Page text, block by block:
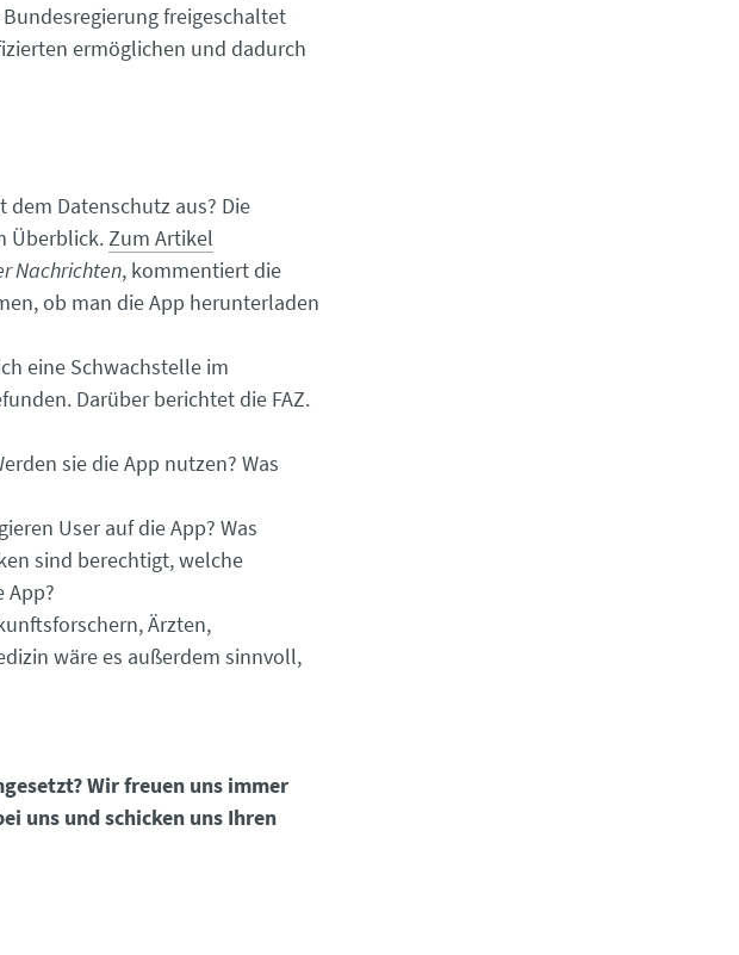
freigeschaltet
ermöglichen und dadurch
dem Datenschutz aus? Die
Überblick. Zum Artikel
Nachrichten, kommentiert die
ob man die App herunterladen
eine Schwachstelle im
Darüber berichtet die FAZ.
sie die App nutzen? Was
User auf die App? Was
sind berechtigt, welche
App?
Ärzten,
wäre es außerdem sinnvoll,
Wir freuen uns immer
uns und schicken uns Ihren